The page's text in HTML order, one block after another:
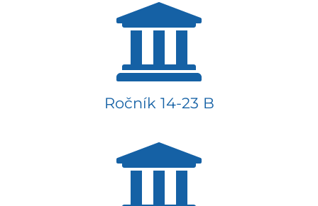
Ročník 14-23 B